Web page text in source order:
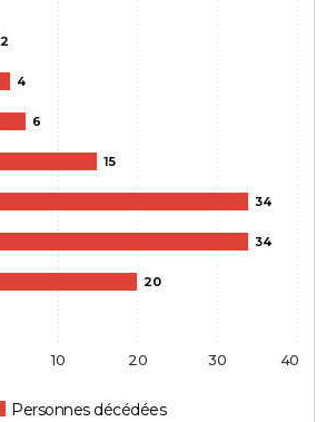
2
4
6
15
34
34
20
Personnes décédées
10 20 30 40